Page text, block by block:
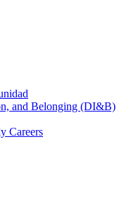
and Belonging (DI&B)
Careers